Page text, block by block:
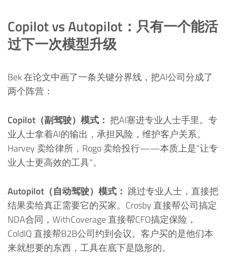
Copilot vs Autopilot：只有一个能活
过下一次模型升级
Bek 在论文中画了一条关键分界线，把AI公司分成了
两个阵营：
Copilot（副驾驶）模式： 把AI塞进专业人士手里。专
业人士拿着AI的输出，承担风险，维护客户关系。
Harvey 卖给律所，Rogo 卖给投行——本质上是"让专
业人士更高效的工具"。
Autopilot（自动驾驶）模式： 跳过专业人士，直接把
结果卖给真正需要它的买家。Crosby 直接帮公司搞定
NDA合同，WithCoverage 直接帮CFO搞定保险，
ColdIQ 直接帮B2B公司约到会议。客户买的是他们本
来就想要的东西，工具在底下是隐形的。